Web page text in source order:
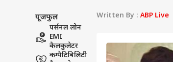
यूजफुल
पर्सनल लोन
EMI
कैलकुलेटर
कम्पैटिबिलिटी
Written By : ABP Live